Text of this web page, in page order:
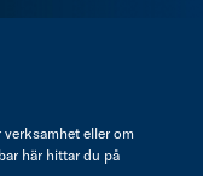
eller om
här hittar du på